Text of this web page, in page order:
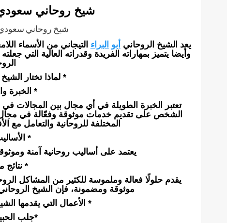
شيخ روحاني
شيخ روحاني
يعد الشيخ الروحاني أبو البراء التيجاني من الأسماء
وأيضا يتميز بمهاراته الفريدة وقدراته العالية التي
* لماذا تختار الشيخ
* الخبرة
تعتبر الخبرة الطويلة في أي مجال بين المجالات
الشخص على تقديم خدمات موثوقة وفعّالة في مجال
المختلفة للروحانية والتعامل مع
*
يعتمد على أساليب روحانية آمنة
*
يقدم حلولًا فعالة وملموسة للكثير من المشاكل
موثوقة ومضمونة، فإن الشيخ الروحاني
* الأعمال التي يقدمها
*جلب